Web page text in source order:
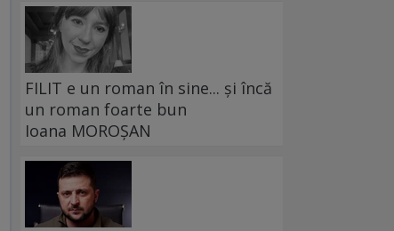
FILIT e un roman în sine... și încă
un roman foarte bun
Ioana MOROȘAN